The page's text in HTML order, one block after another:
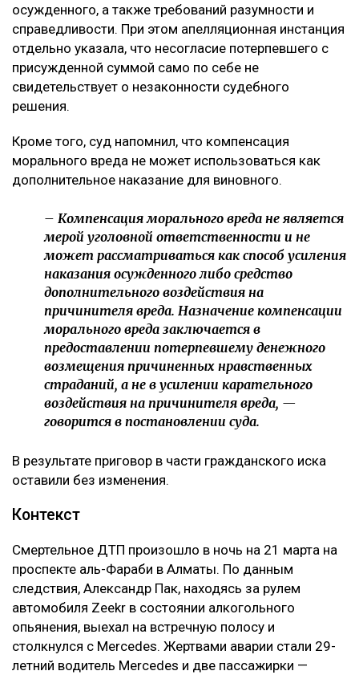
осужденного, а также требований разумности и
справедливости. При этом апелляционная инстанция
отдельно указала, что несогласие потерпевшего с
присужденной суммой само по себе не
свидетельствует о незаконности судебного
решения.
Кроме того, суд напомнил, что компенсация
морального вреда не может использоваться как
дополнительное наказание для виновного.
– Компенсация морального вреда не является
мерой уголовной ответственности и не
может рассматриваться как способ усиления
наказания осужденного либо средство
дополнительного воздействия на
причинителя вреда. Назначение компенсации
морального вреда заключается в
предоставлении потерпевшему денежного
возмещения причиненных нравственных
страданий, а не в усилении карательного
воздействия на причинителя вреда, —
говорится в постановлении суда.
В результате приговор в части гражданского иска
оставили без изменения.
Контекст
Смертельное ДТП произошло в ночь на 21 марта на
проспекте аль-Фараби в Алматы. По данным
следствия, Александр Пак, находясь за рулем
автомобиля Zeekr в состоянии алкогольного
опьянения, выехал на встречную полосу и
столкнулся с Mercedes. Жертвами аварии стали 29-
летний водитель Mercedes и две пассажирки —